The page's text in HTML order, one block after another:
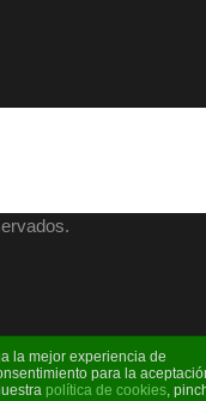
la mejor experiencia de
para la
política de cookies,